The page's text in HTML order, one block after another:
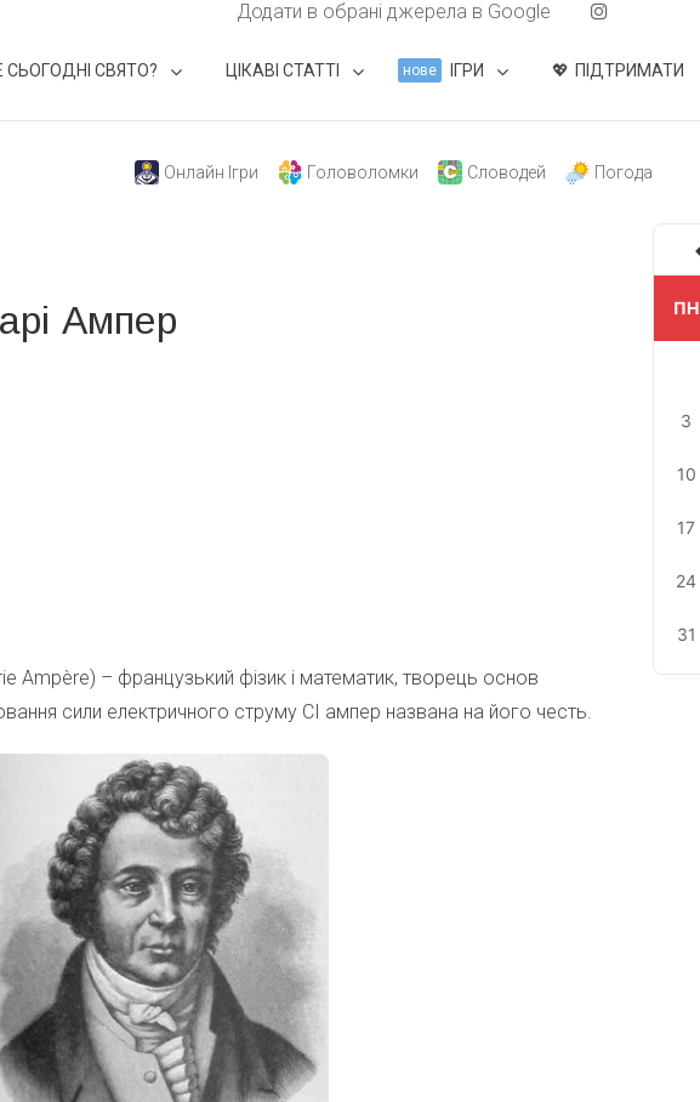
Додати в обрані джерела в Google
СЬОГОДНІ СВЯТО? ЦІКАВІ СТАТТІ нове ІГРИ ПІДТРИМАТИ
Онлайн Ігри Головоломки Словодей Погода
Ампер
Ampère) – французький фізик і математик, творець основ
сили електричного струму CІ ампер названа на його честь.
ПН
3
10
17
24
31